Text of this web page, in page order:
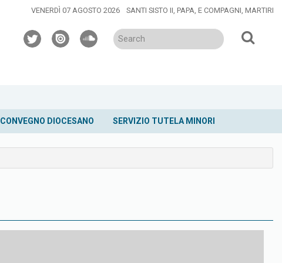
VENERDÌ 07 AGOSTO 2026 SANTI SISTO II, PAPA, E COMPAGNI, MARTIRI
twitterissuusoundcloud
CONVEGNO DIOCESANO SERVIZIO TUTELA MINORI